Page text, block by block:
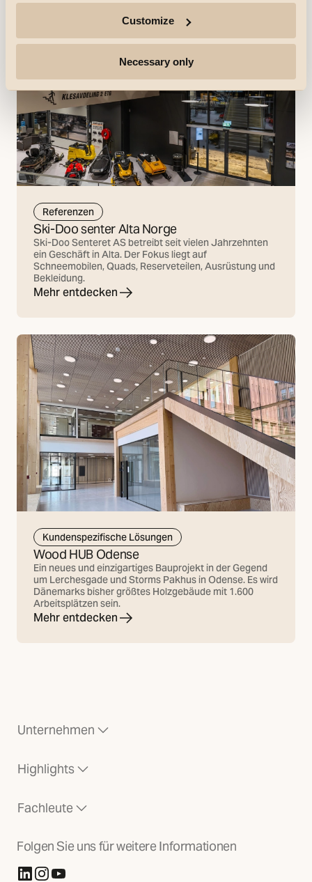
Customize
Necessary only
Referenzen
Ski-Doo senter Alta Norge
Ski-Doo Senteret AS betreibt seit vielen Jahrzehnten
ein Geschäft in Alta. Der Fokus liegt auf
Schneemobilen, Quads, Reserveteilen, Ausrüstung und
Bekleidung.
Mehr entdecken
Kundenspezifische Lösungen
Wood HUB Odense
Ein neues und einzigartiges Bauprojekt in der Gegend
um Lerchesgade und Storms Pakhus in Odense. Es wird
Dänemarks bisher größtes Holzgebäude mit 1.600
Arbeitsplätzen sein.
Mehr entdecken
Unternehmen
Highlights
Fachleute
Folgen Sie uns für weitere Informationen